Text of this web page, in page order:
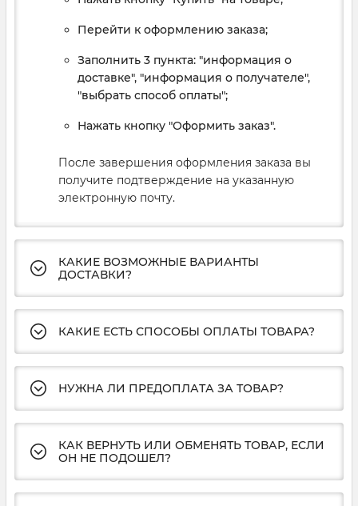
Перейти к оформлению заказа;
Заполнить 3 пункта: "информация о
доставке", "информация о получателе",
"выбрать способ оплаты";
Нажать кнопку "Оформить заказ".
После завершения оформления заказа вы
получите подтверждение на указанную
электронную почту.
КАКИЕ ВОЗМОЖНЫЕ ВАРИАНТЫ
ДОСТАВКИ?
КАКИЕ ЕСТЬ СПОСОБЫ ОПЛАТЫ ТОВАРА?
НУЖНА ЛИ ПРЕДОПЛАТА ЗА ТОВАР?
КАК ВЕРНУТЬ ИЛИ ОБМЕНЯТЬ ТОВАР, ЕСЛИ
ОН НЕ ПОДОШЕЛ?